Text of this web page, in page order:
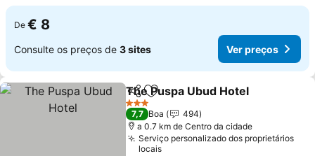
De € 8
Consulte os preços de 3 sites Ver preços
PartilharAdicionar aos favoritos
The Puspa Ubud Hotel
3 Estrelas
7,7 Boa
494
a 0.7 km de Centro da cidade
Serviço personalizado dos proprietários
locais